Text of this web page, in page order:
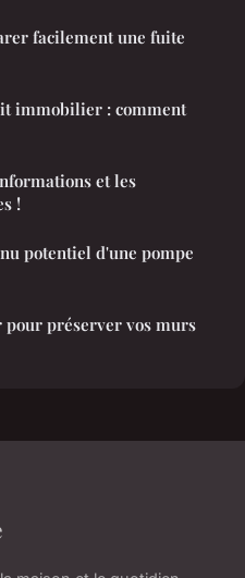
facilement une fuite
immobilier : comment
et les
!
potentiel d'une pompe
pour préserver vos murs